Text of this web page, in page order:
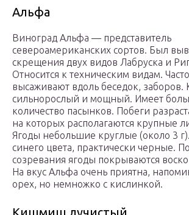
Альфа
Виноград Альфа — представитель
североамериканских сортов. Был
скрещения двух видов Лабруска и
Относится к техническим видам.
высаживают вдоль беседок,
сильнорослый и мощный. Имеет
количество пасынков. Побеги
на которых располагаются крупные
Ягоды небольшие круглые (около 3
синего цвета, практически черные.
созревания ягоды покрываются
На вкус Альфа очень приятна,
орех, но немножко с кислинкой.